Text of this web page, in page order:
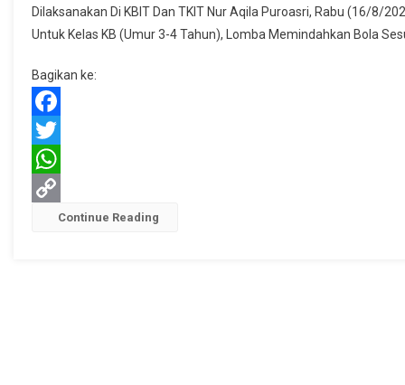
Islam
Nur
Dilaksanakan Di KBIT Dan TKIT Nur Aqila Puroasri, Rabu (16/8/
Untuk Kelas KB (Umur 3-4 Tahun), Lomba Memindahkan Bola
Bagikan ke:
Facebook
Twitter
WhatsApp
CopyContinue Reading